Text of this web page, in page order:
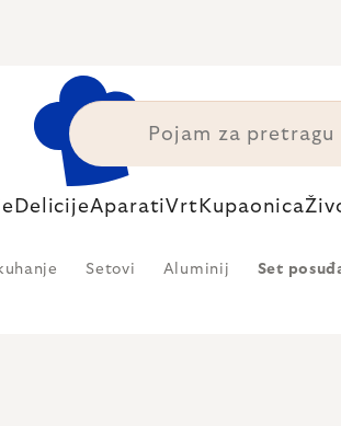
DelicijeAparatiVrt Kupaonica
Setovi Aluminij Set